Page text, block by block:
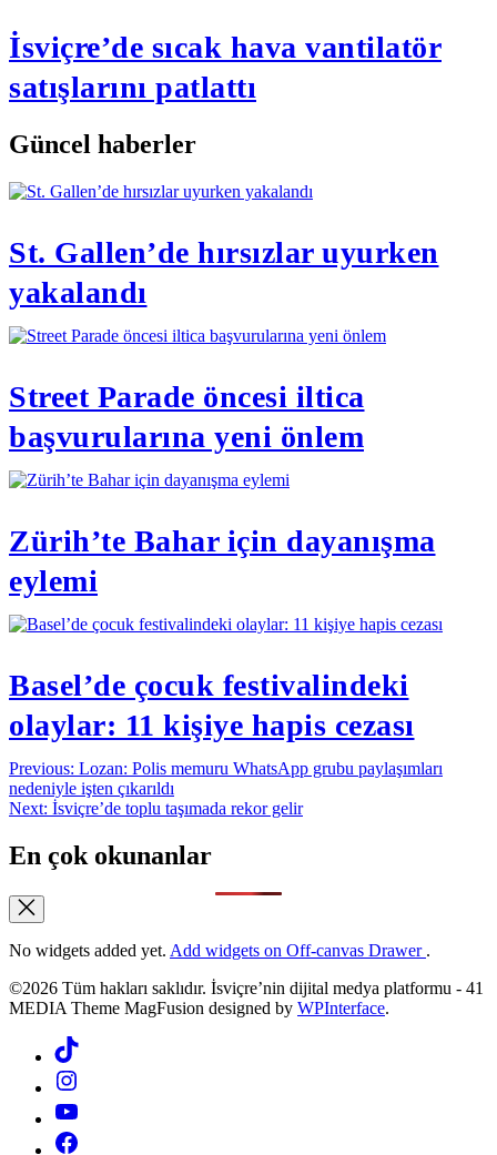
İsviçre’de sıcak hava vantilatör
satışlarını patlattı
Güncel haberler
St. Gallen’de hırsızlar uyurken
yakalandı
Street Parade öncesi iltica
başvurularına yeni önlem
Zürih’te Bahar için dayanışma
eylemi
Basel’de çocuk festivalindeki
olaylar: 11 kişiye hapis cezası
Yazı
gezinmesi
Previous: Lozan: Polis memuru WhatsApp grubu paylaşımları
nedeniyle işten çıkarıldı
Next: İsviçre’de toplu taşımada rekor gelir
En çok okunanlar
No widgets added yet. Add widgets on Off-canvas Drawer .
©2026 Tüm hakları saklıdır. İsviçre’nin dijital medya platformu - 41
MEDIA Theme MagFusion designed by WPInterface.
Tiktok
Instagram
YouTube
Facebook